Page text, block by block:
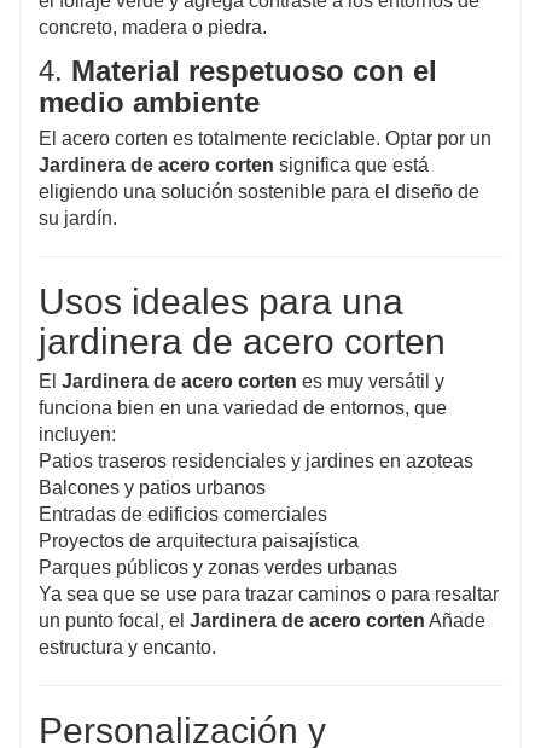
concreto, madera o piedra.
4. Material respetuoso con el
medio ambiente
El acero corten es totalmente reciclable. Optar por un
Jardinera de acero corten significa que está
eligiendo una solución sostenible para el diseño de
su jardín.
Usos ideales para una
jardinera de acero corten
El Jardinera de acero corten es muy versátil y
funciona bien en una variedad de entornos, que
incluyen:
Patios traseros residenciales y jardines en azoteas
Balcones y patios urbanos
Entradas de edificios comerciales
Proyectos de arquitectura paisajística
Parques públicos y zonas verdes urbanas
Ya sea que se use para trazar caminos o para resaltar
un punto focal, el Jardinera de acero corten Añade
estructura y encanto.
Personalización y